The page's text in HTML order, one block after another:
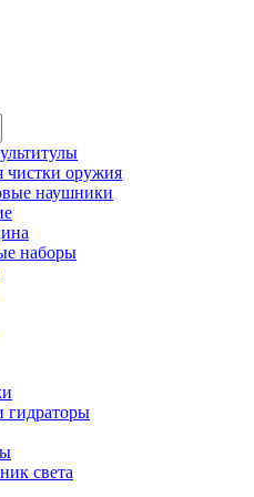
чистки оружия
наушники
наборы
гидраторы
света